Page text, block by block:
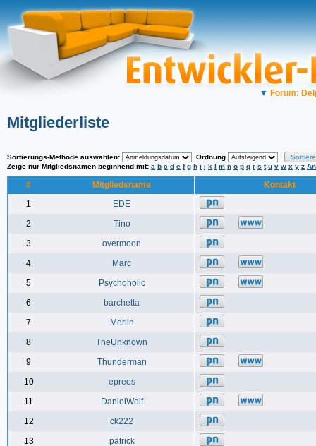
▼ Forum:
Mitgliederliste
Sortierungs-Methode auswählen:
Ordnung
Zeige nur Mitgliedsnamen beginnend mit: a b c d e f g h i j k l m n o p q r s t u v w x y z
# Mitgliedsname
Kontakt
1
EDE
2
Tino
3
overmoon
4
Marc
5
Psychoholic
6
barchetta
7
Merlin
8
TheUnknown
9
Thunderman
10
eprees
11
DanielWolf
12
ck222
13
patrick